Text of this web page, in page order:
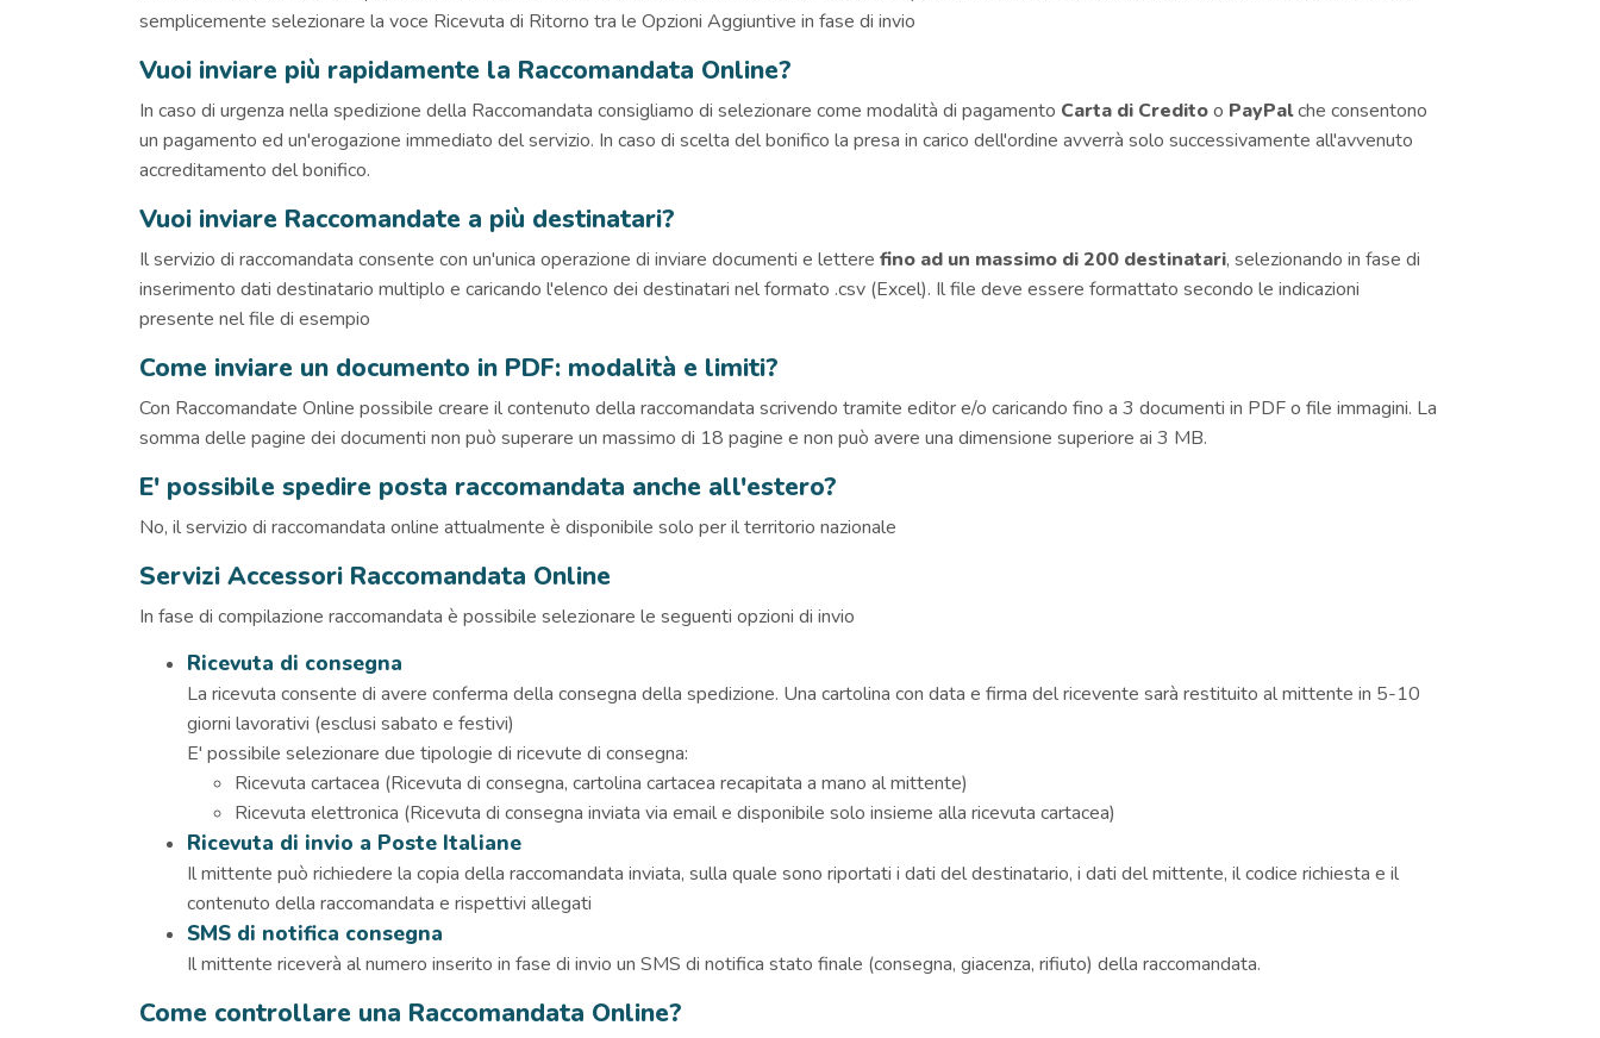
semplicemente selezionare la voce Ricevuta di Ritorno tra le Opzioni Aggiuntive in fase di invio
Vuoi inviare più rapidamente la Raccomandata Online?
In caso di urgenza nella spedizione della Raccomandata consigliamo di selezionare come modalità di pagamento Carta di Creditoo PayPalche consentono
un pagamento ed un'erogazione immediato del servizio. In caso di scelta del bonifico la presa in carico dell'ordine avverrà solo successivamente all'avvenuto
accreditamento del bonifico.
Vuoi inviare Raccomandate a più destinatari?
Il servizio di raccomandata consente con un'unica operazione di inviare documenti e lettere fino ad un massimo di 200 destinatari, selezionando in fase di
inserimento dati destinatario multiplo e caricando l'elenco dei destinatari nel formato .csv (Excel). Il file deve essere formattato secondo le indicazioni
presente nel file di esempio
Come inviare un documento in PDF: modalità e limiti?
Con Raccomandate Online possibile creare il contenuto della raccomandata scrivendo tramite editor e/o caricando fino a 3 documenti in PDF o file immagini. La
somma delle pagine dei documenti non può superare un massimo di 18 pagine e non può avere una dimensione superiore ai 3 MB.
E' possibile spedire posta raccomandata anche all'estero?
No, il servizio di raccomandata online attualmente è disponibile solo per il territorio nazionale
Servizi Accessori Raccomandata Online
In fase di compilazione raccomandata è possibile selezionare le seguenti opzioni di invio
Ricevuta di consegna
La ricevuta consente di avere conferma della consegna della spedizione. Una cartolina con data e firma del ricevente sarà restituito al mittente in 5-10
giorni lavorativi (esclusi sabato e festivi)
E' possibile selezionare due tipologie di ricevute di consegna:
Ricevuta cartacea (Ricevuta di consegna, cartolina cartacea recapitata a mano al mittente)
Ricevuta elettronica (Ricevuta di consegna inviata via email e disponibile solo insieme alla ricevuta cartacea)
Ricevuta di invio a Poste Italiane
Il mittente può richiedere la copia della raccomandata inviata, sulla quale sono riportati i dati del destinatario, i dati del mittente, il codice richiesta e il
contenuto della raccomandata e rispettivi allegati
SMS di notifica consegna
Il mittente riceverà al numero inserito in fase di invio un SMS di notifica stato finale (consegna, giacenza, rifiuto) della raccomandata.
Come controllare una Raccomandata Online?